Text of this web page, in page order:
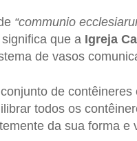
“communio
que a Igreja
de vasos
de contêineres
todos os
da sua forma e